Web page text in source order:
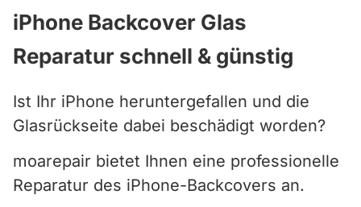
iPhone Backcover Glas
Reparatur schnell & günstig
Ist Ihr iPhone heruntergefallen und die
Glasrückseite dabei beschädigt worden?
moarepair bietet Ihnen eine professionelle
Reparatur des iPhone-Backcovers an.